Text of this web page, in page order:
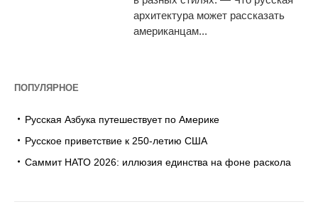
архитектура может рассказать
американцам...
ПОПУЛЯРНОЕ
Русская Азбука путешествует по Америке
Русское приветствие к 250-летию США
Саммит НАТО 2026: иллюзия единства на фоне раскола